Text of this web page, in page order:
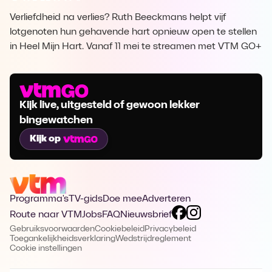
Verliefdheid na verlies? Ruth Beeckmans helpt vijf
lotgenoten hun gehavende hart opnieuw open te stellen
in Heel Mijn Hart. Vanaf 11 mei te streamen met VTM GO+
Kijk live, uitgesteld of gewoon lekker
bingewatchen
Kijk op
Programma's TV-gidsDoe meeAdverteren
Route naar VTMJobsFAQNieuwsbrief
GebruiksvoorwaardenCookiebeleidPrivacybeleid
ToegankelijkheidsverklaringWedstrijdreglement
Cookie instellingen